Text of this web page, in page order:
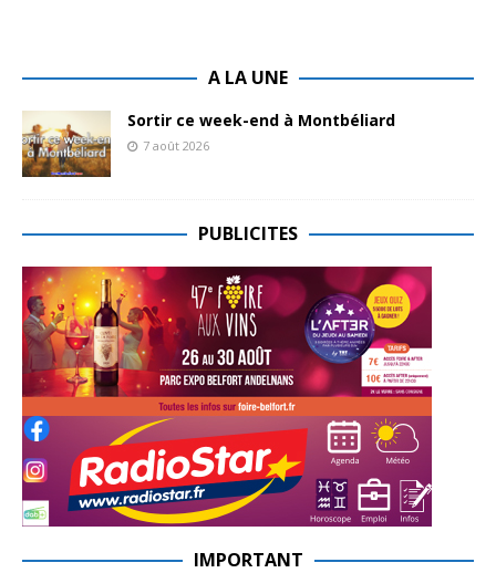
A LA UNE
Sortir ce week-end à Montbéliard
7 août 2026
PUBLICITES
IMPORTANT